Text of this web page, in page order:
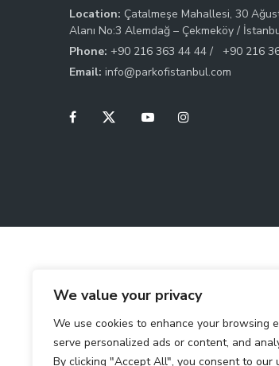
We value your privacy
We use cookies to enhance your browsing
serve personalized ads or content, and
By clicking "Accept All", you consent to our
Location: Çatalmeşe Mahallesi, 30
Alanı No:3 Alemdağ – Çekmeköy /
Phone: +90 216 363 44 44 /
+90 216
Email: info@parkofistanbul.com